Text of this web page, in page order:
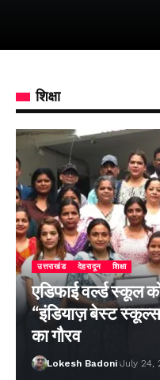
शिक्षा
उत्तराखंड देहरादून शिक्षा
एडिफाई वर्ल्ड स्कूल
“इंडियाज़ बेस्ट
का गौरव
Lokesh Badoni July 24,